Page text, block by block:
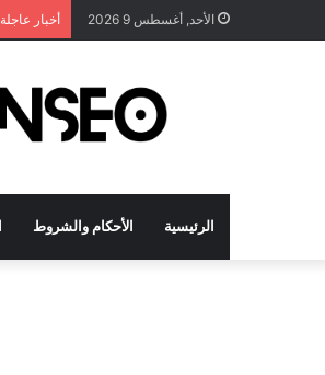
الأحد, أغسطس 9 2026 أخبار عاجلة
الرئيسية الأحكام والشروط